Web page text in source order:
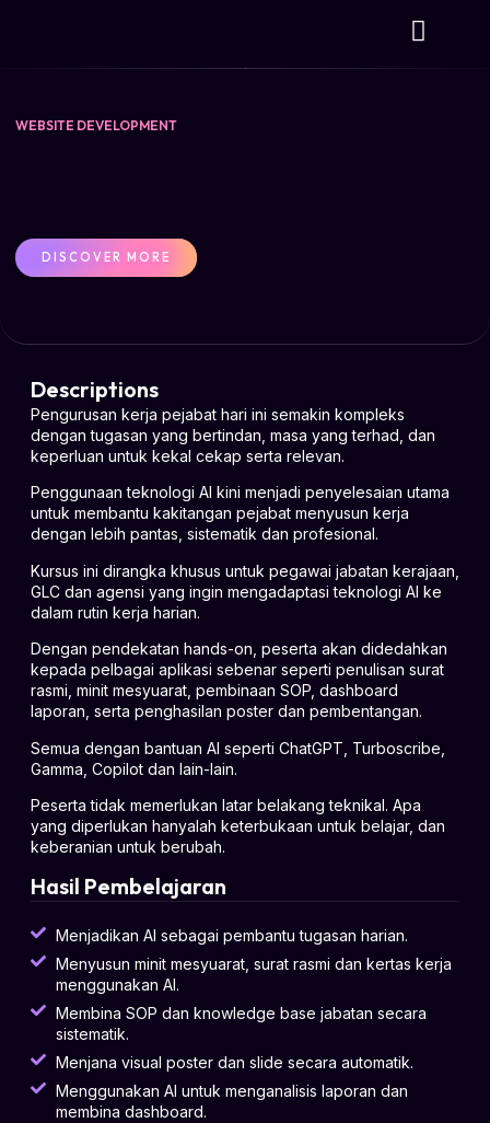
WEBSITE DEVELOPMENT
DISCOVER MORE
Descriptions
Pengurusan kerja pejabat hari ini semakin kompleks
dengan tugasan yang bertindan, masa yang terhad, dan
keperluan untuk kekal cekap serta relevan.
Penggunaan teknologi AI kini menjadi penyelesaian utama
untuk membantu kakitangan pejabat menyusun kerja
dengan lebih pantas, sistematik dan profesional.
Kursus ini dirangka khusus untuk pegawai jabatan kerajaan,
GLC dan agensi yang ingin mengadaptasi teknologi AI ke
dalam rutin kerja harian.
Dengan pendekatan hands-on, peserta akan didedahkan
kepada pelbagai aplikasi sebenar seperti penulisan surat
rasmi, minit mesyuarat, pembinaan SOP, dashboard
laporan, serta penghasilan poster dan pembentangan.
Semua dengan bantuan AI seperti ChatGPT, Turboscribe,
Gamma, Copilot dan lain-lain.
Peserta tidak memerlukan latar belakang teknikal. Apa
yang diperlukan hanyalah keterbukaan untuk belajar, dan
keberanian untuk berubah.
Hasil Pembelajaran
Menjadikan AI sebagai pembantu tugasan harian.
Menyusun minit mesyuarat, surat rasmi dan kertas kerja
menggunakan AI.
Membina SOP dan knowledge base jabatan secara
sistematik.
Menjana visual poster dan slide secara automatik.
Menggunakan AI untuk menganalisis laporan dan
membina dashboard.